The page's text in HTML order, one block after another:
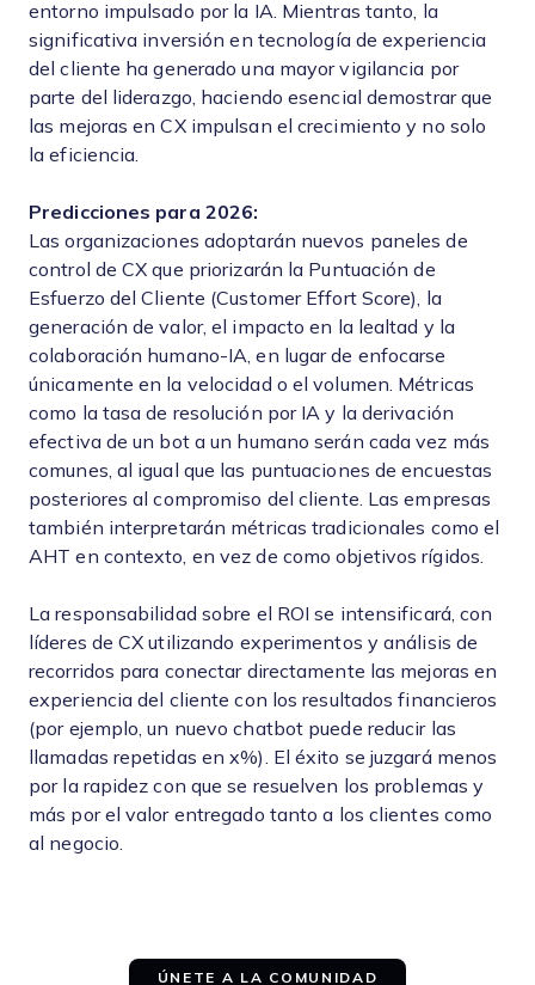
entorno impulsado por la IA. Mientras tanto, la
significativa inversión en tecnología de experiencia
del cliente ha generado una mayor vigilancia por
parte del liderazgo, haciendo esencial demostrar que
las mejoras en CX impulsan el crecimiento y no solo
la eficiencia.
Predicciones para 2026:
Las organizaciones adoptarán nuevos paneles de
control de CX que priorizarán la Puntuación de
Esfuerzo del Cliente (Customer Effort Score), la
generación de valor, el impacto en la lealtad y la
colaboración humano-IA, en lugar de enfocarse
únicamente en la velocidad o el volumen. Métricas
como la tasa de resolución por IA y la derivación
efectiva de un bot a un humano serán cada vez más
comunes, al igual que las puntuaciones de encuestas
posteriores al compromiso del cliente. Las empresas
también interpretarán métricas tradicionales como el
AHT en contexto, en vez de como objetivos rígidos.
La responsabilidad sobre el ROI se intensificará, con
líderes de CX utilizando experimentos y análisis de
recorridos para conectar directamente las mejoras en
experiencia del cliente con los resultados financieros
(por ejemplo, un nuevo chatbot puede reducir las
llamadas repetidas en x%). El éxito se juzgará menos
por la rapidez con que se resuelven los problemas y
más por el valor entregado tanto a los clientes como
al negocio.
ÚNETE A LA COMUNIDAD